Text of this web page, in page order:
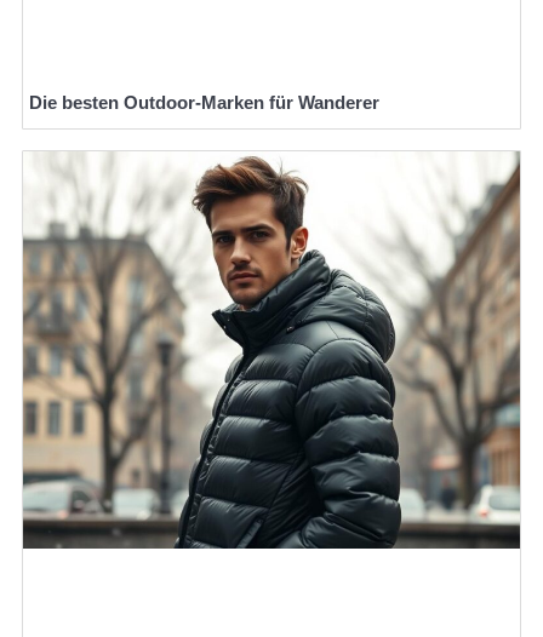
Die besten Outdoor-Marken für Wanderer